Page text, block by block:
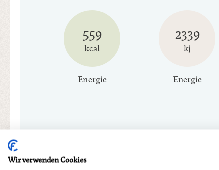
Wir verwenden Cookies
559
kcal
Energie
2339
kj
Energie